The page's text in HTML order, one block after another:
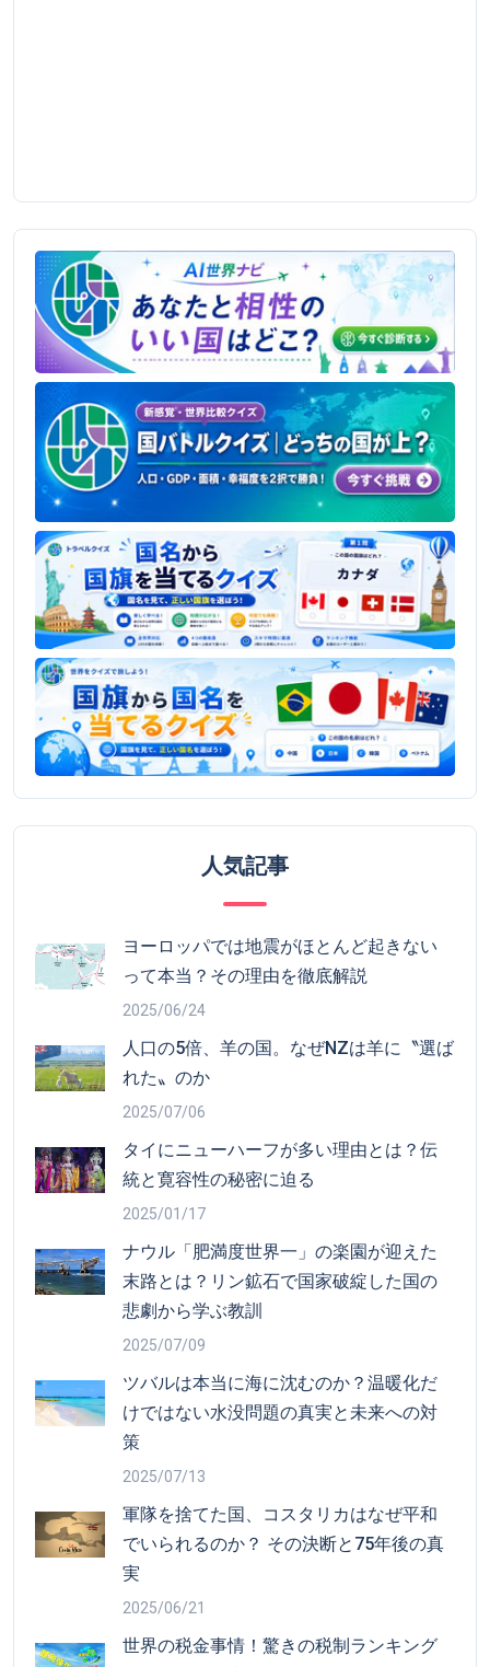
人気記事
ヨーロッパでは地震がほとんど起きない
って本当？その理由を徹底解説
2025/06/24
人口の5倍、羊の国。なぜNZは羊に〝選ば
れた〟のか
2025/07/06
タイにニューハーフが多い理由とは？伝
統と寛容性の秘密に迫る
2025/01/17
ナウル「肥満度世界一」の楽園が迎えた
末路とは？リン鉱石で国家破綻した国の
悲劇から学ぶ教訓
2025/07/09
ツバルは本当に海に沈むのか？温暖化だ
けではない水没問題の真実と未来への対
策
2025/07/13
軍隊を捨てた国、コスタリカはなぜ平和
でいられるのか？ その決断と75年後の真
実
2025/06/21
世界の税金事情！驚きの税制ランキング